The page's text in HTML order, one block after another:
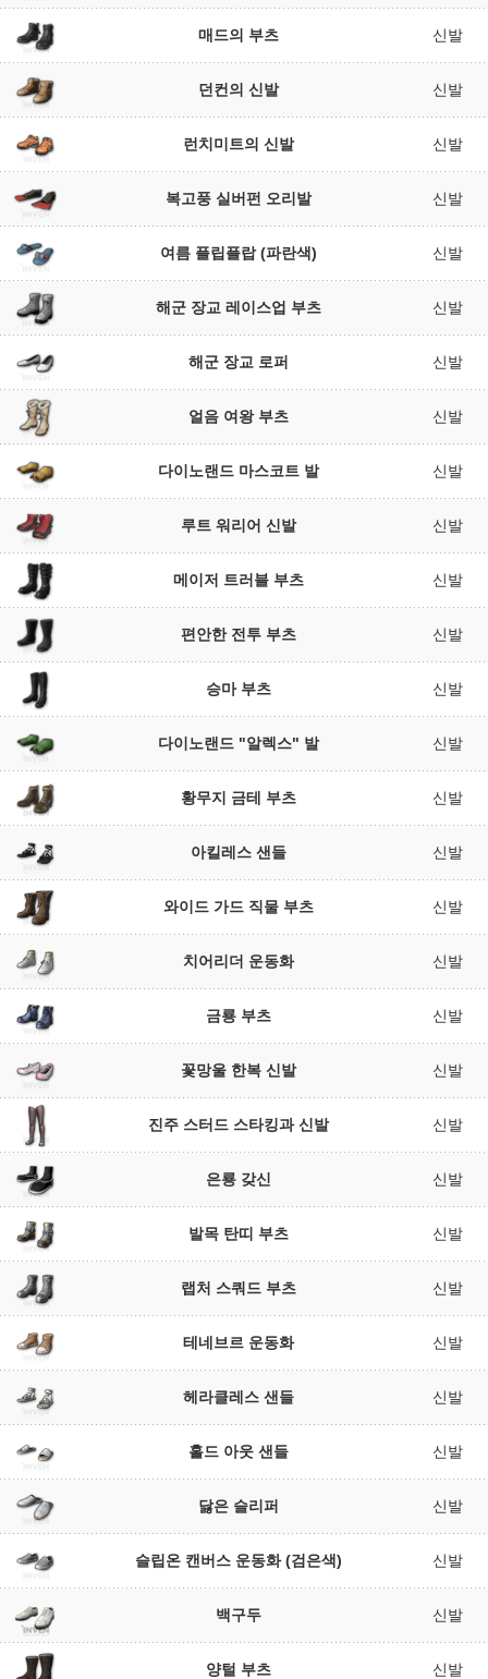
매드의 부츠 신발
던컨의 신발 신발
런치미트의 신발 신발
복고풍 실버펀 오리발 신발
여름 플립플랍 (파란색) 신발
해군 장교 레이스업 부츠 신발
해군 장교 로퍼 신발
얼음 여왕 부츠 신발
다이노랜드 마스코트 발 신발
루트 워리어 신발 신발
메이저 트러블 부츠 신발
편안한 전투 부츠 신발
승마 부츠 신발
다이노랜드 "알렉스" 발 신발
황무지 금테 부츠 신발
아킬레스 샌들 신발
와이드 가드 직물 부츠 신발
치어리더 운동화 신발
금룡 부츠 신발
꽃망울 한복 신발 신발
진주 스터드 스타킹과 신발 신발
은룡 갖신 신발
발목 탄띠 부츠 신발
랩처 스쿼드 부츠 신발
테네브르 운동화 신발
헤라클레스 샌들 신발
홀드 아웃 샌들 신발
닳은 슬리퍼 신발
슬립온 캔버스 운동화 (검은색) 신발
백구두 신발
양털 부츠 신발